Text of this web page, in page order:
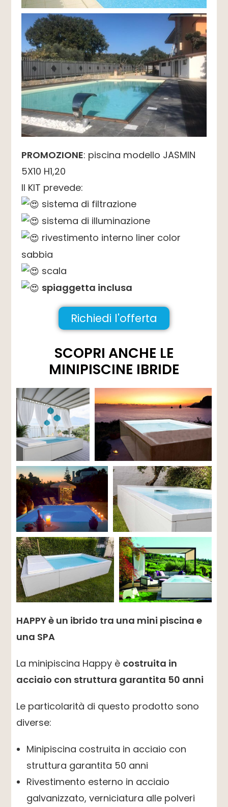
PROMOZIONE: piscina modello JASMIN
5X10 H1,20
Il KIT prevede:
sistema di filtrazione
sistema di illuminazione
rivestimento interno liner color
sabbia
scala
spiaggetta inclusa
Richiedi l'offerta
SCOPRI ANCHE LE
MINIPISCINE IBRIDE
HAPPY è un ibrido tra una mini piscina e
una SPA
La minipiscina Happy è costruita in
acciaio con struttura garantita 50 anni
Le particolarità di questo prodotto sono
diverse:
Minipiscina costruita in acciaio con
struttura garantita 50 anni
Rivestimento esterno in acciaio
galvanizzato, verniciatura alle polveri